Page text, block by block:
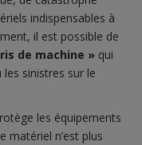
indispensables à
il est possible de
de machine » qui
sinistres sur le
les équipements
matériel n’est plus